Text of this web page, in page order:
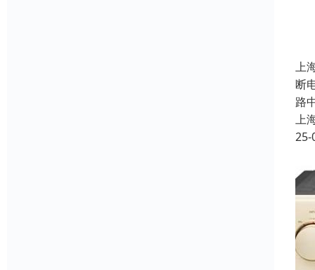
上
断
路
上
25-